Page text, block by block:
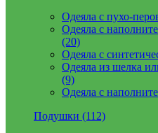
Одеяла с пухо-
Одеяла с
(20)
Одеяла с
Одеяла из шелка
(9)
Одеяла с
Подушки (112)